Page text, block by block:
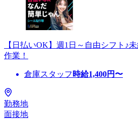
【日払いOK】週1日～自由シフト♪
作業！
倉庫スタッフ 時給1,400円〜
勤務地
面接地